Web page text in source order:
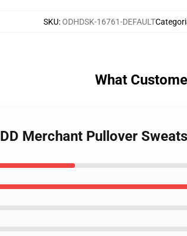
SKU:ODHDSK-16761-DEFAULT
What
Merchant Pullover